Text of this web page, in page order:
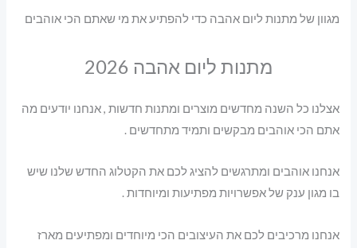
מגוון של מתנות ליום אהבה כדי להפתיע את מי שאתם הכי אוהבים
מתנות ליום אהבה 2026
אצלנו כל השנה מחדשים מוצרים ומתנות חדשות , אנחנו יודעים מה
אתם הכי אוהבים מבקשים ותמיד מתחדשים .
אנחנו אוהבים ומתרגשים להציג לכם את הקטלוג החדש שלנו שיש
בו מגון ענק של אפשרויות מפתיעות ומיוחדות .
אנחנו מרכיבים לכם את העיצובים הכי מיוחדים ומפתיעים מארז